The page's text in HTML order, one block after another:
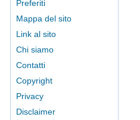
Preferiti
Mappa del sito
Link al sito
Chi siamo
Contatti
Copyright
Privacy
Disclaimer